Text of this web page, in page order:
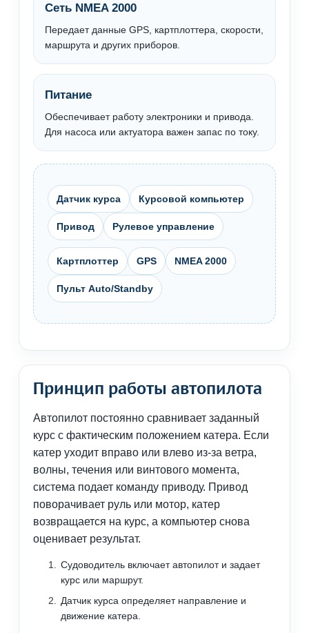
Сеть NMEA 2000
Передает данные GPS, картплоттера, скорости,
маршрута и других приборов.
Питание
Обеспечивает работу электроники и привода.
Для насоса или актуатора важен запас по току.
Датчик курса Курсовой компьютер
Привод Рулевое управление
Картплоттер GPS NMEA 2000
Пульт Auto/Standby
Принцип работы автопилота
Автопилот постоянно сравнивает заданный
курс с фактическим положением катера. Если
катер уходит вправо или влево из-за ветра,
волны, течения или винтового момента,
система подает команду приводу. Привод
поворачивает руль или мотор, катер
возвращается на курс, а компьютер снова
оценивает результат.
Судоводитель включает автопилот и задает
курс или маршрут.
Датчик курса определяет направление и
движение катера.